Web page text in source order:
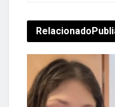
Relacionado